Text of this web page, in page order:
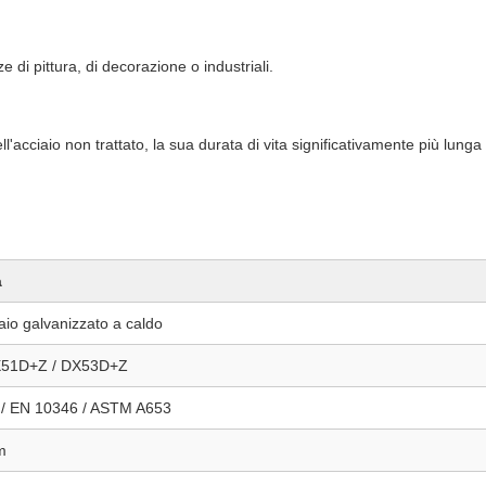
di pittura, di decorazione o industriali.
non trattato, la sua durata di vita significativamente più
galvanizzato a caldo
/ DX53D+Z
EN 10346 / ASTM A653